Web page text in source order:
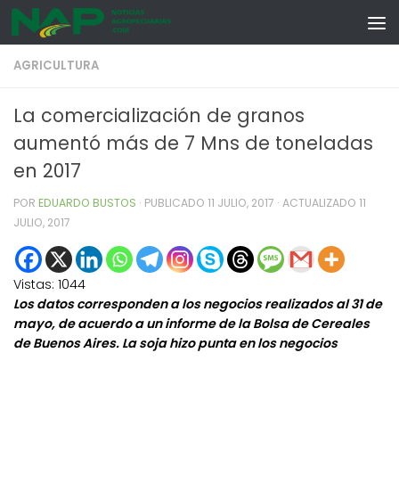
Skip to content
AGRICULTURA
La comercialización de granos
aumentó más de 7 Mns de toneladas
en 2017
POR EDUARDO BUSTOS · PUBLICADO 11 JULIO, 2017 · ACTUALIZADO 11
JULIO, 2017
Vistas: 1044
Los datos corresponden a los negocios realizados al 31 de
mayo, de acuerdo a un informe de la Bolsa de Cereales
de Buenos Aires. La soja hizo punta en los negocios